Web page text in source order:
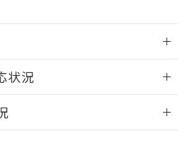
す。
イン/会員登録
状況
凡例
に関して"
の「1.共同利
証明書（当社基準）
のフタル酸エステル類４
対応完了までの期間は出
が混在することから備考
しておりました。